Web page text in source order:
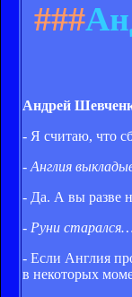
###
Андрей
- Я считаю, что
- Англия
- Да. А вы разве
- Руни
- Если Англия
в некоторых